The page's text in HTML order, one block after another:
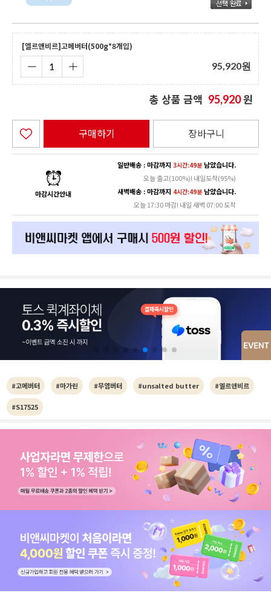
[엘르앤비르]고메버터(500g*8개입)
95,920원
총 상품 금액 95,920원
구매하기 장바구니
마감시간안내
일반배송 : 마감까지 3시간:49분남았습니다.
오늘 출고(100%)! 내일도착(95%)
새벽배송 : 마감까지 4시간:49분남았습니다.
오늘 17:30 마감! 내일 새벽 07:00 도착
#고메버터 #마가린 #무염버터 #unsalted butter #엘르앤비르
#S17525